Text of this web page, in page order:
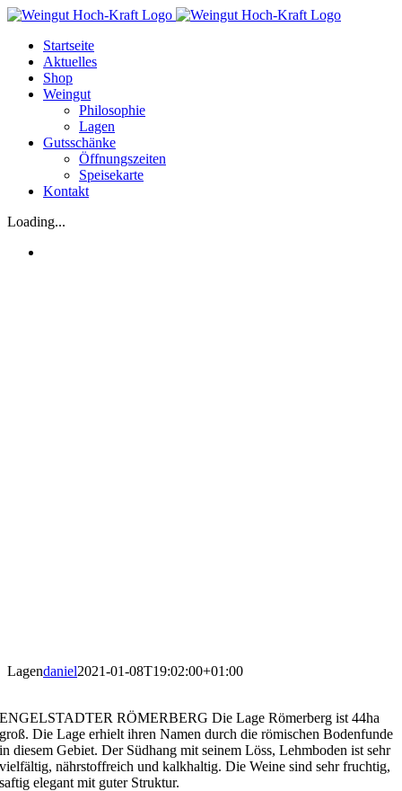
Zum
springenStartseite
Aktuelles
Shop
Weingut
Philosophie
Lagen
Gutsschänke
Öffnungszeiten
Speisekarte
Kontakt
Loading...
Lagendaniel2021-01-08T19:02:00+01:00
ENGELSTADTER RÖMERBERG Die Lage Römerberg ist 44ha
groß. Die Lage erhielt ihren Namen durch die römischen Bodenfunde
in diesem Gebiet. Der Südhang mit seinem Löss, Lehmboden ist sehr
vielfältig, nährstoffreich und kalkhaltig. Die Weine sind sehr fruchtig,
saftig elegant mit guter Struktur.